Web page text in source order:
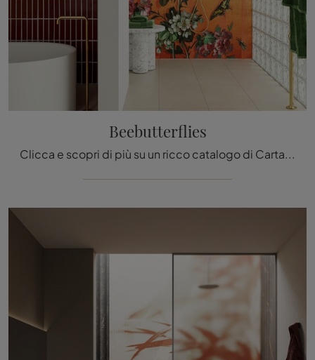
Beebutterflies
Clicca e scopri di più su un ricco catalogo di Carta da parati vinilica moderna: il modello Beebutterflies di Inkiostro Bianco ti sta aspettando!